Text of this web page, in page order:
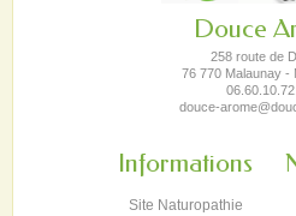
Douce
258 route de
76 770 Malaunay -
douce-
Informations
Site Naturopathie